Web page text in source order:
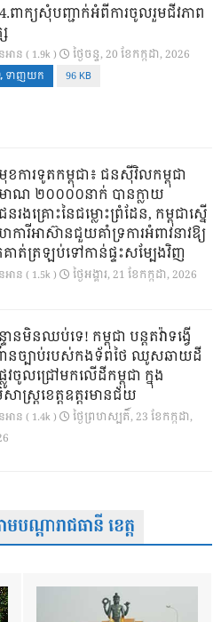
ពាក្យសុំបញ្ជាក់អំពីការចូលរួមជីវភាព
អាន ( 1.9k ) ថ្ងៃ​ចន្ទ, 20 ខែ​កក្កដា, 2026
ទាញយក 96 KB
ខការទូតកម្ពុជា៖ ជនស៊ីវិលកម្ពុជា
ាណ ២០០០០នាក់ បានក្លាយ
នរងគ្រោះនៃជម្លោះព្រំដែន, កម្ពុជាស្នើ
ារីអាស៊ានជួយគាំទ្រការអំពាវនាវឱ្យ
ាត់ត្រឡប់ទៅកាន់ផ្ទះសម្បែងវិញ
អាន ( 1.5k ) ថ្ងៃ​អង្គារ, 21 ខែ​កក្កដា, 2026
រានមិនឈប់ទេ! កម្ពុជា បន្តតវ៉ាទង្វើ
នច្បាប់របស់កងទ័ពថៃ ឈូសឆាយដី
ផ្លូវចូលជ្រៅមកលើដីកម្ពុជា ក្នុង
ាស្ត្រខេត្តឧត្តរមានជ័យ
អាន ( 1.4k )
ថ្ងៃ​ព្រហស្បតិ៍, 23 ខែ​កក្កដា,
ណ្តារាជធានី ខេត្ត